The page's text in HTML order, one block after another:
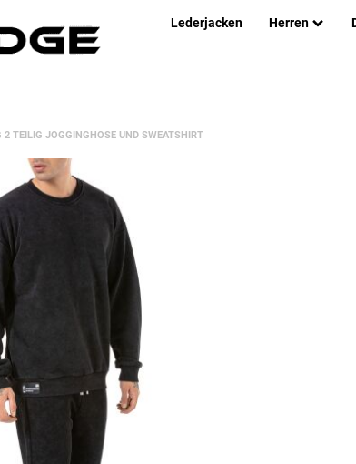
Lederjacken Herren
TEILIG JOGGINGHOSE UND SWEATSHIRT